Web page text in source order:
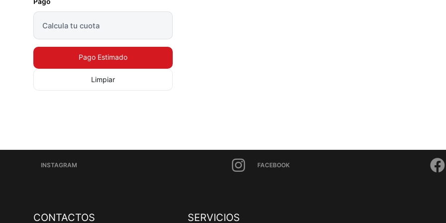
Pago Estimado
Limpiar
INSTAGRAM FACEBOOK
CONTACTOS SERVICIOS